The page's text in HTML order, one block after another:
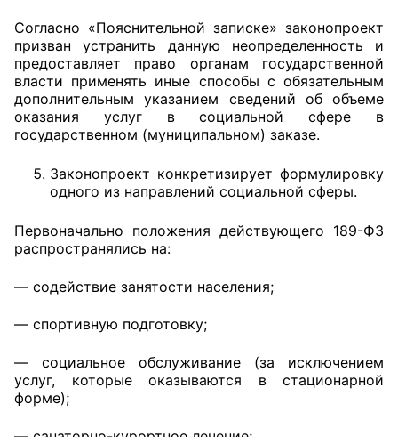
Согласно «Пояснительной записке» законопроект
призван устранить данную неопределенность и
предоставляет право органам государственной
власти применять иные способы с обязательным
дополнительным указанием сведений об объеме
оказания услуг в социальной сфере в
государственном (муниципальном) заказе.
Законопроект конкретизирует формулировку
одного из направлений социальной сферы.
Первоначально положения действующего 189-ФЗ
распространялись на:
— содействие занятости населения;
— спортивную подготовку;
— социальное обслуживание (за исключением
услуг, которые оказываются в стационарной
форме);